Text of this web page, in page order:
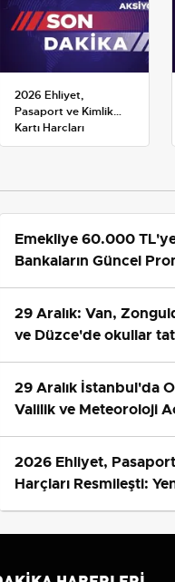
2026 Ehliyet,
Pasaport ve Kimlik
Kartı Harçları
Resmileşti: Yeni
Emekliye 60.000
Bankaların Güncel
29 Aralık: Van,
ve Düzce'de okullar
29 Aralık İstanbul'da
Valilik ve Meteoroloji
2026 Ehliyet,
Harçları Resmileşti: